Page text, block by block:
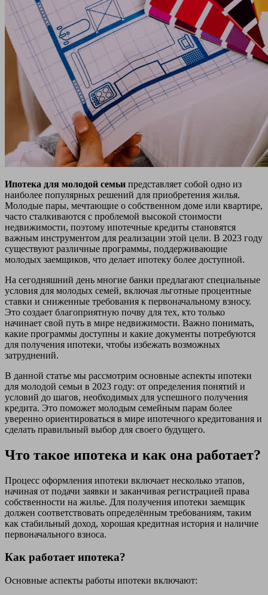
Ипотека для молодой семьи представляет собой одно из
наиболее популярных решений для приобретения жилья.
Молодые пары, мечтающие о собственном доме или квартире,
часто сталкиваются с проблемой высокой стоимости
недвижимости, поэтому ипотечные кредиты становятся
важным инструментом для реализации этой цели. В 2023 году
существуют различные программы, поддерживающие
молодых заемщиков, что делает ипотеку более доступной.
На сегодняшний день многие банки предлагают специальные
условия для молодых семей, включая льготные процентные
ставки и сниженные требования к первоначальному взносу.
Это создает благоприятную почву для тех, кто только
начинает свой путь в мире недвижимости. Важно понимать,
какие программы доступны и какие документы потребуются
для получения ипотеки, чтобы избежать возможных
затруднений.
В данной статье мы рассмотрим основные аспекты ипотеки
для молодой семьи в 2023 году: от определения понятий и
условий до шагов, необходимых для успешного получения
кредита. Это поможет молодым семейным парам более
уверенно ориентироваться в мире ипотечного кредитования и
сделать правильный выбор для своего будущего.
Что такое ипотека и как она работает?
Процесс оформления ипотеки включает несколько этапов,
начиная от подачи заявки и заканчивая регистрацией права
собственности на жилье. Для получения ипотеки заемщик
должен соответствовать определённым требованиям, таким
как стабильный доход, хорошая кредитная история и наличие
первоначального взноса.
Как работает ипотека?
Основные аспекты работы ипотеки включают: